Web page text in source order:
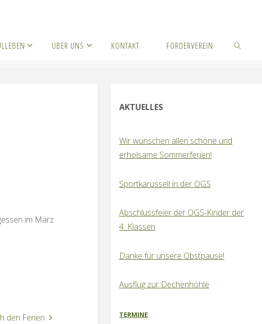
ÜBER UNS KONTAKT FÖRDERVEREIN
im März
den Ferien
AKTUELLES
Wir wünschen allen schöne und
erholsame Sommerferien!
Sportkarussell in der OGS
Abschlussfeier der OGS-Kinder der
4. Klassen
Danke für unsere Obstpause!
Ausflug zur Dechenhöhle
TERMINE